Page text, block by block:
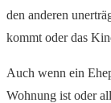
den anderen
kommt oder das
Auch wenn ein
Wohnung ist oder